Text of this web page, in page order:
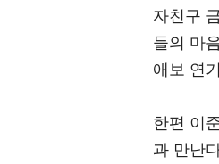
자친구
들의 마
애보 연
한편 이
과 만난